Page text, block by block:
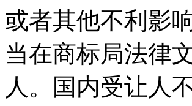
或者其他不利影
当在商标局法律
人。国内受让人